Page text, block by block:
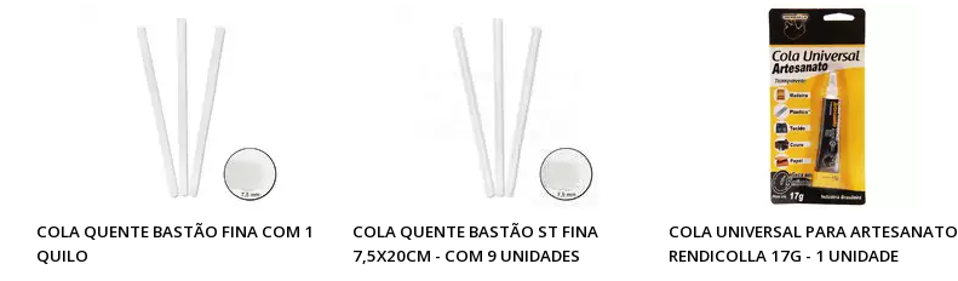
COLA QUENTE BASTÃO FINA COM 1
QUILO
COLA QUENTE BASTÃO ST FINA
7,5X20CM - COM 9 UNIDADES
COLA UNIVERSAL PARA ARTESANATO
RENDICOLLA 17G - 1 UNIDADE